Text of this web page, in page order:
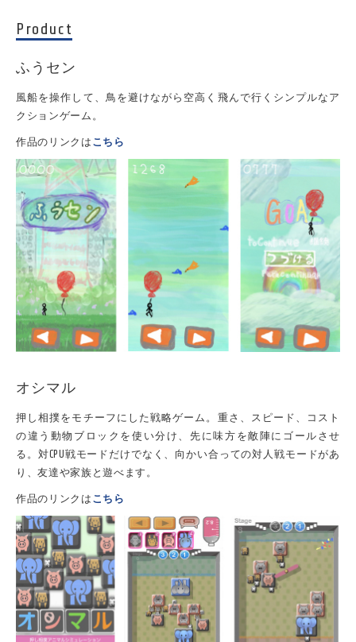
Product
ふうセン
風船を操作して、鳥を避けながら空高く飛んで行くシンプルなア
クションゲーム。
作品のリンクは こちら
オシマル
押し相撲をモチーフにした戦略ゲーム。重さ、スピード、コスト
の違う動物ブロックを使い分け、先に味方を敵陣にゴールさせ
る。対CPU戦モードだけでなく、向かい合っての対人戦モードがあ
り、友達や家族と遊べます。
作品のリンクは こちら